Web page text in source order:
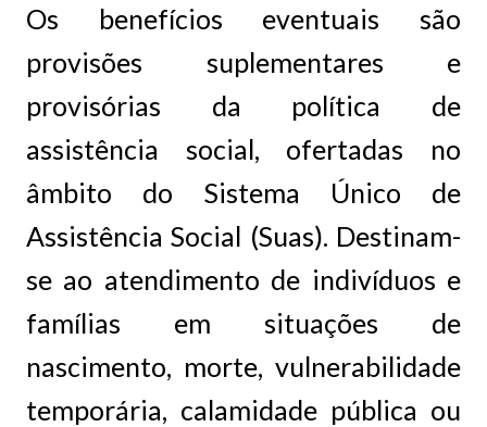
Os benefícios eventuais são
provisões suplementares e
provisórias da política de
assistência social, ofertadas no
âmbito do Sistema Único de
Assistência Social (Suas). Destinam-
se ao atendimento de indivíduos e
famílias em situações de
nascimento, morte, vulnerabilidade
temporária, calamidade pública ou